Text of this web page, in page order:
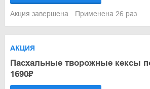
Акция завершена Применена 26 раз
АКЦИЯ
Пасхальные творожные кексы
1690₽